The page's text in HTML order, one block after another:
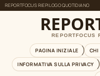
REPORTFOCUS RIEPILOGO QUOTIDIANO
REPORTFOCUS
PAGINA INIZIALE
INFORMATIVA SULLA PRIVACY